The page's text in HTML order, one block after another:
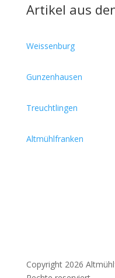
Artikel aus
Weissenburg
Gunzenhausen
Treuchtlingen
Altmühlfranken
Copyright 2026